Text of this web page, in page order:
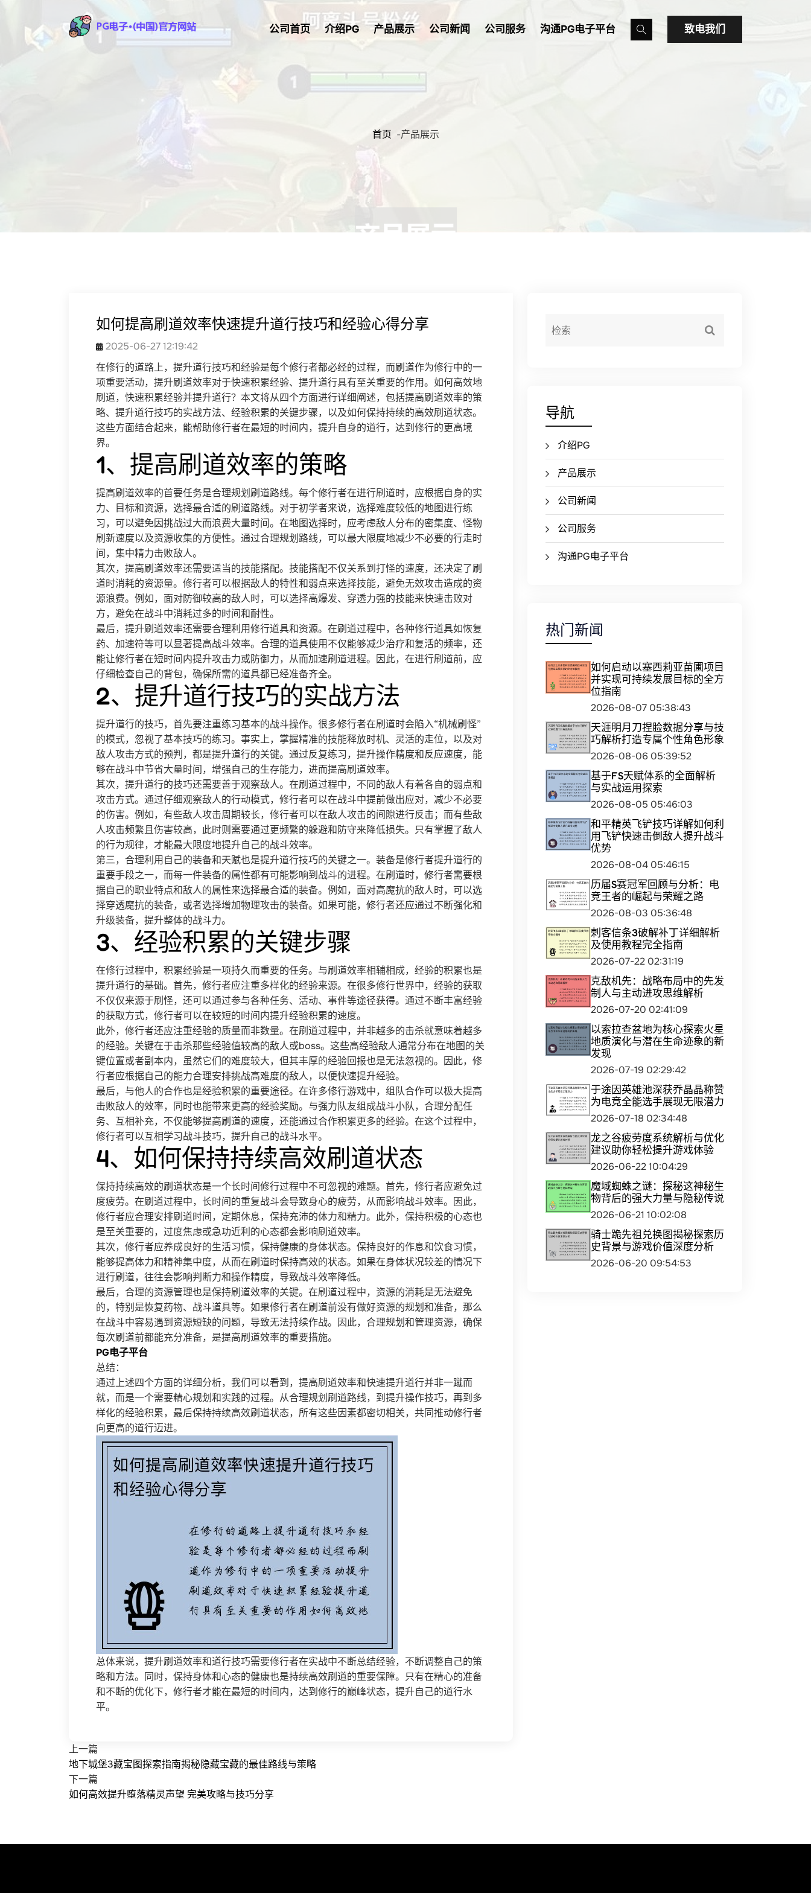
公司首页 介绍PG 产品展示 公司新闻 公司服务 沟通PG电子平台 致电我们
首页 -产品展示
如何提高刷道效率快速提升道行技巧和经验心得分享
2025-06-27 12:19:42
在修行的道路上，提升道行技巧和经验是每个修行者都必经的过程，而刷道作为修行中的一
项重要活动，提升刷道效率对于快速积累经验、提升道行具有至关重要的作用。如何高效地
刷道，快速积累经验并提升道行？本文将从四个方面进行详细阐述，包括提高刷道效率的策
略、提升道行技巧的实战方法、经验积累的关键步骤，以及如何保持持续的高效刷道状态。
这些方面结合起来，能帮助修行者在最短的时间内，提升自身的道行，达到修行的更高境
界。
1、提高刷道效率的策略
提高刷道效率的首要任务是合理规划刷道路线。每个修行者在进行刷道时，应根据自身的实
力、目标和资源，选择最合适的刷道路线。对于初学者来说，选择难度较低的地图进行练
习，可以避免因挑战过大而浪费大量时间。在地图选择时，应考虑敌人分布的密集度、怪物
刷新速度以及资源收集的方便性。通过合理规划路线，可以最大限度地减少不必要的行走时
间，集中精力击败敌人。
其次，提高刷道效率还需要适当的技能搭配。技能搭配不仅关系到打怪的速度，还决定了刷
道时消耗的资源量。修行者可以根据敌人的特性和弱点来选择技能，避免无效攻击造成的资
源浪费。例如，面对防御较高的敌人时，可以选择高爆发、穿透力强的技能来快速击败对
方，避免在战斗中消耗过多的时间和耐性。
最后，提升刷道效率还需要合理利用修行道具和资源。在刷道过程中，各种修行道具如恢复
药、加速符等可以显著提高战斗效率。合理的道具使用不仅能够减少治疗和复活的频率，还
能让修行者在短时间内提升攻击力或防御力，从而加速刷道进程。因此，在进行刷道前，应
仔细检查自己的背包，确保所需的道具都已经准备齐全。
2、提升道行技巧的实战方法
提升道行的技巧，首先要注重练习基本的战斗操作。很多修行者在刷道时会陷入“机械刷怪”
的模式，忽视了基本技巧的练习。事实上，掌握精准的技能释放时机、灵活的走位，以及对
敌人攻击方式的预判，都是提升道行的关键。通过反复练习，提升操作精度和反应速度，能
够在战斗中节省大量时间，增强自己的生存能力，进而提高刷道效率。
其次，提升道行的技巧还需要善于观察敌人。在刷道过程中，不同的敌人有着各自的弱点和
攻击方式。通过仔细观察敌人的行动模式，修行者可以在战斗中提前做出应对，减少不必要
的伤害。例如，有些敌人攻击周期较长，修行者可以在敌人攻击的间隙进行反击；而有些敌
人攻击频繁且伤害较高，此时则需要通过更频繁的躲避和防守来降低损失。只有掌握了敌人
的行为规律，才能最大限度地提升自己的战斗效率。
第三，合理利用自己的装备和天赋也是提升道行技巧的关键之一。装备是修行者提升道行的
重要手段之一，而每一件装备的属性都有可能影响到战斗的进程。在刷道时，修行者需要根
据自己的职业特点和敌人的属性来选择最合适的装备。例如，面对高魔抗的敌人时，可以选
择穿透魔抗的装备，或者选择增加物理攻击的装备。如果可能，修行者还应通过不断强化和
升级装备，提升整体的战斗力。
3、经验积累的关键步骤
在修行过程中，积累经验是一项持久而重要的任务。与刷道效率相辅相成，经验的积累也是
提升道行的基础。首先，修行者应注重多样化的经验来源。在很多修行世界中，经验的获取
不仅仅来源于刷怪，还可以通过参与各种任务、活动、事件等途径获得。通过不断丰富经验
的获取方式，修行者可以在较短的时间内提升经验积累的速度。
此外，修行者还应注重经验的质量而非数量。在刷道过程中，并非越多的击杀就意味着越多
的经验。关键在于击杀那些经验值较高的敌人或boss。这些高经验敌人通常分布在地图的关
键位置或者副本内，虽然它们的难度较大，但其丰厚的经验回报也是无法忽视的。因此，修
行者应根据自己的能力合理安排挑战高难度的敌人，以便快速提升经验。
最后，与他人的合作也是经验积累的重要途径。在许多修行游戏中，组队合作可以极大提高
击败敌人的效率，同时也能带来更高的经验奖励。与强力队友组成战斗小队，合理分配任
务、互相补充，不仅能够提高刷道的速度，还能通过合作积累更多的经验。在这个过程中，
修行者可以互相学习战斗技巧，提升自己的战斗水平。
4、如何保持持续高效刷道状态
保持持续高效的刷道状态是一个长时间修行过程中不可忽视的难题。首先，修行者应避免过
度疲劳。在刷道过程中，长时间的重复战斗会导致身心的疲劳，从而影响战斗效率。因此，
修行者应合理安排刷道时间，定期休息，保持充沛的体力和精力。此外，保持积极的心态也
是至关重要的，过度焦虑或急功近利的心态都会影响刷道效率。
其次，修行者应养成良好的生活习惯，保持健康的身体状态。保持良好的作息和饮食习惯，
能够提高体力和精神集中度，从而在刷道时保持高效的状态。如果在身体状况较差的情况下
进行刷道，往往会影响判断力和操作精度，导致战斗效率降低。
最后，合理的资源管理也是保持刷道效率的关键。在刷道过程中，资源的消耗是无法避免
的，特别是恢复药物、战斗道具等。如果修行者在刷道前没有做好资源的规划和准备，那么
在战斗中容易遇到资源短缺的问题，导致无法持续作战。因此，合理规划和管理资源，确保
每次刷道前都能充分准备，是提高刷道效率的重要措施。
PG电子平台
总结：
通过上述四个方面的详细分析，我们可以看到，提高刷道效率和快速提升道行并非一蹴而
就，而是一个需要精心规划和实践的过程。从合理规划刷道路线，到提升操作技巧，再到多
样化的经验积累，最后保持持续高效刷道状态，所有这些因素都密切相关，共同推动修行者
向更高的道行迈进。
总体来说，提升刷道效率和道行技巧需要修行者在实战中不断总结经验，不断调整自己的策
略和方法。同时，保持身体和心态的健康也是持续高效刷道的重要保障。只有在精心的准备
和不断的优化下，修行者才能在最短的时间内，达到修行的巅峰状态，提升自己的道行水
平。
上一篇
地下城堡3藏宝图探索指南揭秘隐藏宝藏的最佳路线与策略
下一篇
如何高效提升堕落精灵声望 完美攻略与技巧分享
导航
介绍PG
产品展示
公司新闻
公司服务
沟通PG电子平台
热门新闻
如何启动以塞西莉亚苗圃项目
并实现可持续发展目标的全方
位指南
2026-08-07 05:38:43
天涯明月刀捏脸数据分享与技
巧解析打造专属个性角色形象
2026-08-06 05:39:52
基于FS天赋体系的全面解析
与实战运用探索
2026-08-05 05:46:03
和平精英飞铲技巧详解如何利
用飞铲快速击倒敌人提升战斗
优势
2026-08-04 05:46:15
历届S赛冠军回顾与分析：电
竞王者的崛起与荣耀之路
2026-08-03 05:36:48
刺客信条3破解补丁详细解析
及使用教程完全指南
2026-07-22 02:31:19
克敌机先：战略布局中的先发
制人与主动进攻思维解析
2026-07-20 02:41:09
以索拉查盆地为核心探索火星
地质演化与潜在生命迹象的新
发现
2026-07-19 02:29:42
于途因英雄池深获乔晶晶称赞
为电竞全能选手展现无限潜力
2026-07-18 02:34:48
龙之谷疲劳度系统解析与优化
建议助你轻松提升游戏体验
2026-06-22 10:04:29
魔域蜘蛛之谜：探秘这神秘生
物背后的强大力量与隐秘传说
2026-06-21 10:02:08
骑士跪先祖兑换图揭秘探索历
史背景与游戏价值深度分析
2026-06-20 09:54:53